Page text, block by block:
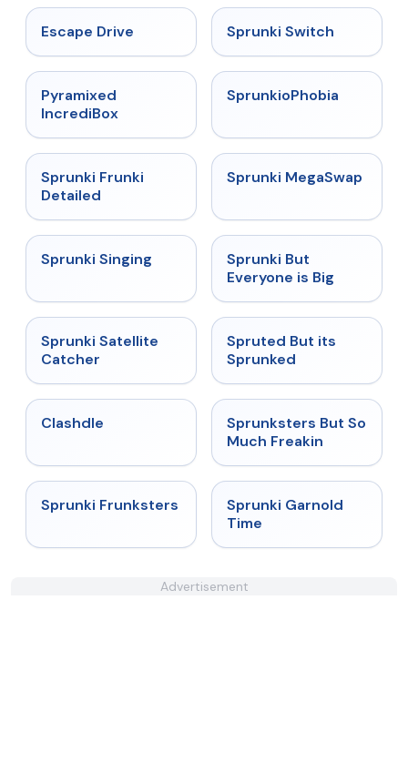
Escape Drive ★
Sprunki Switch
Pyramixed
IncrediBox
★
SprunkioPhobia
★
Sprunki Frunki
Detailed
★ 4.5
Sprunki MegaSwap
★
Sprunki Singing
Sprunki But
Everyone is Big
★ 4.4
Sprunki Satellite
Catcher
★
Spruted But its
Sprunked
Clashdle ★ 4.8
Sprunksters But So
Much Freakin
★ 4.7
Sprunki Frunksters ★
Sprunki Garnold
Time
Advertisement